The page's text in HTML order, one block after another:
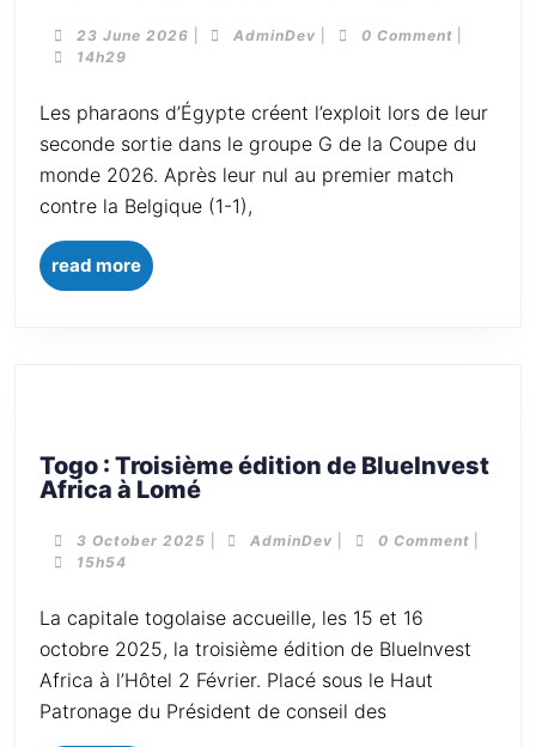
23 June 2026 AdminDev 0 Comment
14h29
Les pharaons d’Égypte créent l’exploit lors de leur
seconde sortie dans le groupe G de la Coupe du
monde 2026. Après leur nul au premier match
contre la Belgique (1-1),
read more
Togo : Troisième édition de BlueInvest
Africa à Lomé
3 October 2025 AdminDev 0 Comment
15h54
La capitale togolaise accueille, les 15 et 16
octobre 2025, la troisième édition de BlueInvest
Africa à l’Hôtel 2 Février. Placé sous le Haut
Patronage du Président de conseil des